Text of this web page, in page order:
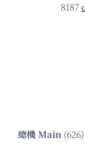
8187
總機Main